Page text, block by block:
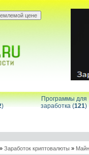
)
Программы для
заработка (121)
» Заработок криптовалюты »